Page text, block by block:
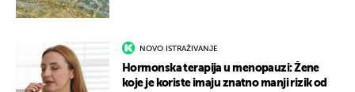
NOVO ISTRAŽIVANJE
Hormonska terapija u menopauzi: Žene
koje je koriste imaju znatno manji rizik od